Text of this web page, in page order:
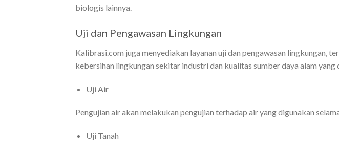
biologis lainnya.
Uji dan Pengawasan Lingkungan
Kalibrasi.com juga menyediakan layanan uji dan pengawasan lingkungan,
kebersihan lingkungan sekitar industri dan kualitas sumber daya alam yang
Uji Air
Pengujian air akan melakukan pengujian terhadap air yang digunakan
Uji Tanah